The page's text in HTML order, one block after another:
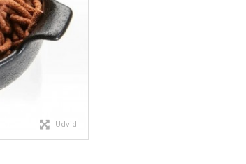
Udvid